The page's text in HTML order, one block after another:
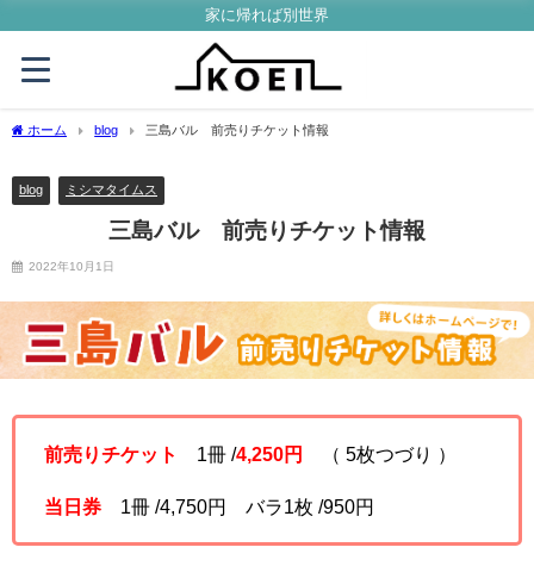
家に帰れば別世界
ホーム blog 三島バル 前売りチケット情報
blog ミシマタイムス
三島バル 前売りチケット情報
2022年10月1日
前売りチケット 1冊 /4,250円 （ 5枚つづり ）
当日券 1冊 /4,750円 バラ1枚 /950円